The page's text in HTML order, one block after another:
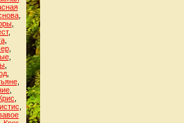
,
,
,
,
,